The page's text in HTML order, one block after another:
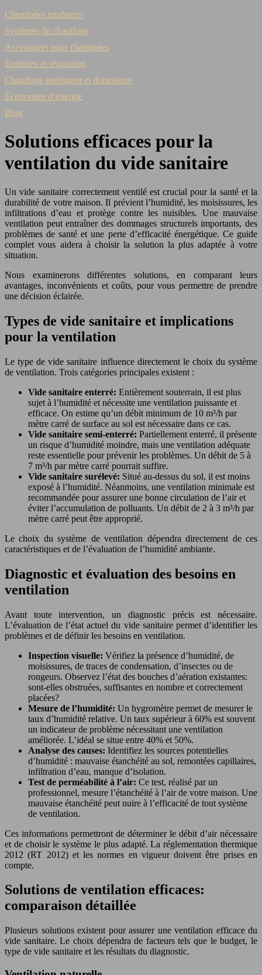
Cheminées tendances
Systèmes de chauffage
Accessoires pour cheminées
Entretien et réparation
Chauffage intelligent et domotique
Économies d’énergie
Blog
Solutions efficaces pour la
ventilation du vide sanitaire
Un vide sanitaire correctement ventilé est crucial pour la santé et la
durabilité de votre maison. Il prévient l’humidité, les moisissures, les
infiltrations d’eau et protège contre les nuisibles. Une mauvaise
ventilation peut entraîner des dommages structurels importants, des
problèmes de santé et une perte d’efficacité énergétique. Ce guide
complet vous aidera à choisir la solution la plus adaptée à votre
situation.
Nous examinerons différentes solutions, en comparant leurs
avantages, inconvénients et coûts, pour vous permettre de prendre
une décision éclairée.
Types de vide sanitaire et implications
pour la ventilation
Le type de vide sanitaire influence directement le choix du système
de ventilation. Trois catégories principales existent :
Vide sanitaire enterré: Entièrement souterrain, il est plus
sujet à l’humidité et nécessite une ventilation puissante et
efficace. On estime qu’un débit minimum de 10 m³/h par
mètre carré de surface au sol est nécessaire dans ce cas.
Vide sanitaire semi-enterré: Partiellement enterré, il présente
un risque d’humidité moindre, mais une ventilation adéquate
reste essentielle pour prévenir les problèmes. Un débit de 5 à
7 m³/h par mètre carré pourrait suffire.
Vide sanitaire surélevé: Situé au-dessus du sol, il est moins
exposé à l’humidité. Néanmoins, une ventilation minimale est
recommandée pour assurer une bonne circulation de l’air et
éviter l’accumulation de polluants. Un débit de 2 à 3 m³/h par
mètre carré peut être approprié.
Le choix du système de ventilation dépendra directement de ces
caractéristiques et de l’évaluation de l’humidité ambiante.
Diagnostic et évaluation des besoins en
ventilation
Avant toute intervention, un diagnostic précis est nécessaire.
L’évaluation de l’état actuel du vide sanitaire permet d’identifier les
problèmes et de définir les besoins en ventilation.
Inspection visuelle: Vérifiez la présence d’humidité, de
moisissures, de traces de condensation, d’insectes ou de
rongeurs. Observez l’état des bouches d’aération existantes:
sont-elles obstruées, suffisantes en nombre et correctement
placées?
Mesure de l’humidité: Un hygromètre permet de mesurer le
taux d’humidité relative. Un taux supérieur à 60% est souvent
un indicateur de problème nécessitant une ventilation
améliorée. L’idéal se situe entre 40% et 50%.
Analyse des causes: Identifiez les sources potentielles
d’humidité : mauvaise étanchéité au sol, remontées capillaires,
infiltration d’eau, manque d’isolation.
Test de perméabilité à l’air: Ce test, réalisé par un
professionnel, mesure l’étanchéité à l’air de votre maison. Une
mauvaise étanchéité peut nuire à l’efficacité de tout système
de ventilation.
Ces informations permettront de déterminer le débit d’air nécessaire
et de choisir le système le plus adapté. La réglementation thermique
2012 (RT 2012) et les normes en vigueur doivent être prises en
compte.
Solutions de ventilation efficaces:
comparaison détaillée
Plusieurs solutions existent pour assurer une ventilation efficace du
vide sanitaire. Le choix dépendra de facteurs tels que le budget, le
type de vide sanitaire et les résultats du diagnostic.